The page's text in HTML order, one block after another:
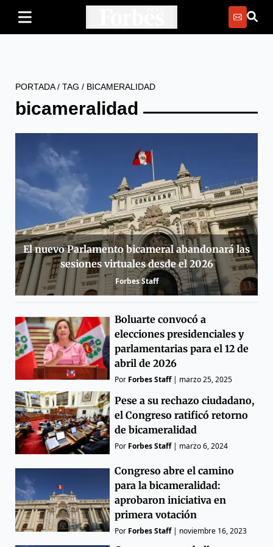
PORTADA/ TAG / BICAMERALIDAD
bicameralidad
El nuevo Parlamento bicameral abandonará las
sesiones virtuales desde el 2026
Forbes Staff
Boluarte convocó a
elecciones presidenciales y
parlamentarias para el 12 de
abril de 2026
Por Forbes Staff| marzo 25, 2025
Pese a su rechazo ciudadano,
el Congreso ratificó retorno
de bicameralidad
Por Forbes Staff| marzo 6, 2024
Congreso abre el camino
para la bicameralidad:
aprobaron iniciativa en
primera votación
Por Forbes Staff| noviembre 16, 2023